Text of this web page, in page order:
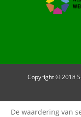
Copyright © 2018
De waardering van